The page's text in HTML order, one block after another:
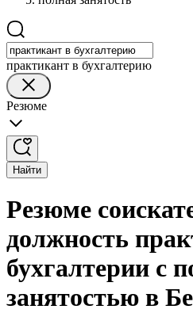
практикант в бухгалтерию
Резюме
Найти
Резюме
должность
бухгалтерии с
занятостью в